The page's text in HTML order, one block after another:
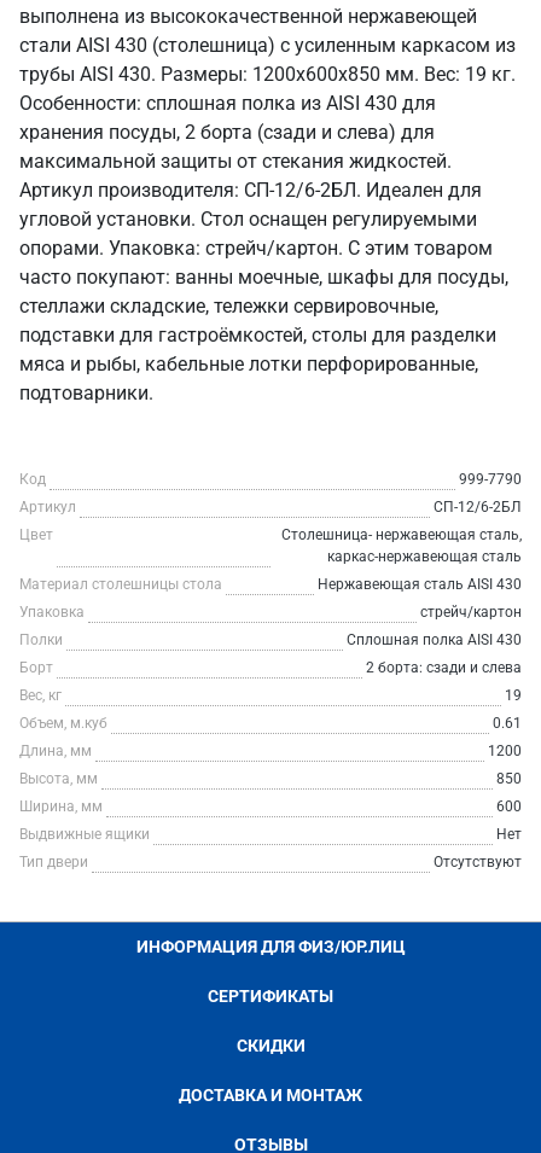
выполнена из высококачественной нержавеющей
стали AISI 430 (столешница) с усиленным каркасом из
трубы AISI 430. Размеры: 1200x600x850 мм. Вес: 19 кг.
Особенности: сплошная полка из AISI 430 для
хранения посуды, 2 борта (сзади и слева) для
максимальной защиты от стекания жидкостей.
Артикул производителя: СП-12/6-2БЛ. Идеален для
угловой установки. Стол оснащен регулируемыми
опорами. Упаковка: стрейч/картон. С этим товаром
часто покупают: ванны моечные, шкафы для посуды,
стеллажи складские, тележки сервировочные,
подставки для гастроёмкостей, столы для разделки
мяса и рыбы, кабельные лотки перфорированные,
подтоварники.
Код
999-7790
Артикул
СП-12/6-2БЛ
Цвет
Столешница- нержавеющая сталь,
каркас-нержавеющая сталь
Материал столешницы стола
Нержавеющая сталь AISI 430
Упаковка
стрейч/картон
Полки
Сплошная полка AISI 430
Борт
2 борта: сзади и слева
Вес, кг
19
Объем, м.куб
0.61
Длина, мм
1200
Высота, мм
850
Ширина, мм
600
Выдвижные ящики
Нет
Тип двери
Отсутствуют
ИНФОРМАЦИЯ ДЛЯ ФИЗ/ЮР.ЛИЦ
СЕРТИФИКАТЫ
СКИДКИ
ДОСТАВКА И МОНТАЖ
ОТЗЫВЫ